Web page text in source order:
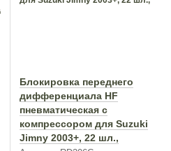
Блокировка переднего
дифференциала HF
пневматическая с
компрессором для Suzuki
Jimny 2003+, 22 шл.,